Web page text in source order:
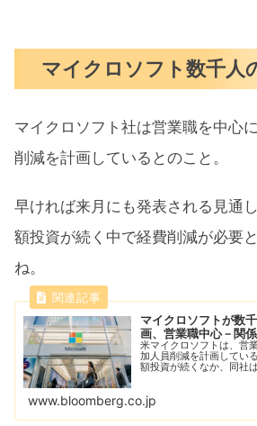
マイクロソフト数千人
マイクロソフト社は営業職を中心
削減を計画しているとのこと。
早ければ来月にも発表される見通
額投資が続く中で経費削減が必要
ね。
マイクロソフトが数
画、営業職中心－関
米マイクロソフトは、営
加人員削減を計画してい
額投資が続くなか、同社
www.bloomberg.co.jp